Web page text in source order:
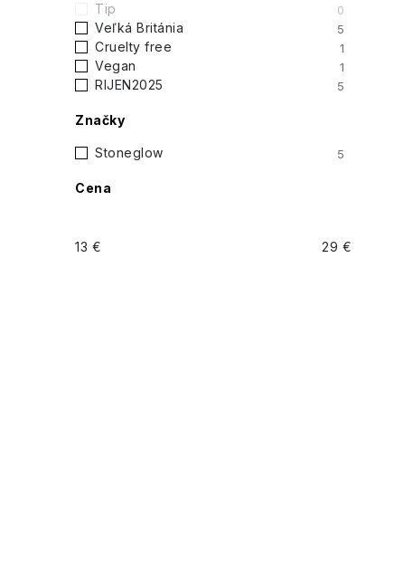
ý
p
a
n
e
Tip 0
Veľká Británia 5
Cruelty free 1
Vegan 1
RIJEN2025 5
Značky
Stoneglow 5
Cena
13 € 29 €